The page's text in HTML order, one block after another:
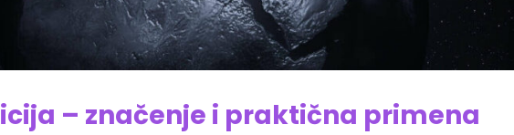
– značenje i praktična primena